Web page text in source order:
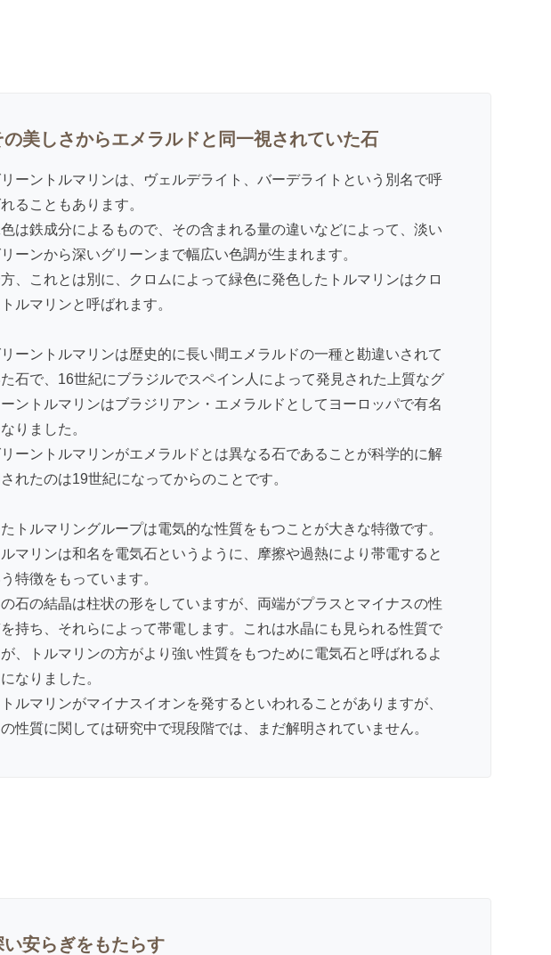
の美しさからエメラルドと同一視されていた石
ーントルマリンは、ヴェルデライト、バーデライトという別名で呼
ることもあります。
は鉄成分によるもので、その含まれる量の違いなどによって、淡い
ーンから深いグリーンまで幅広い色調が生まれます。
、これとは別に、クロムによって緑色に発色したトルマリンはクロ
トルマリンと呼ばれます。
ーントルマリンは歴史的に長い間エメラルドの一種と勘違いされて
石で、16世紀にブラジルでスペイン人によって発見された上質なグ
ーントルマリンはブラジリアン・エメラルドとしてヨーロッパで有名
りました。
ーントルマリンがエメラルドとは異なる石であることが科学的に解
れたのは19世紀になってからのことです。
たトルマリングループは電気的な性質をもつことが大きな特徴です。
ルマリンは和名を電気石というように、摩擦や過熱により帯電すると
特徴をもっています。
の石の結晶は柱状の形をしていますが、両端がプラスとマイナスの性
持ち、それらによって帯電します。これは水晶にも見られる性質で
、トルマリンの方がより強い性質をもつために電気石と呼ばれるよ
なりました。
ルマリンがマイナスイオンを発するといわれることがありますが、
性質に関しては研究中で現段階では、まだ解明されていません。
い安らぎをもたらす